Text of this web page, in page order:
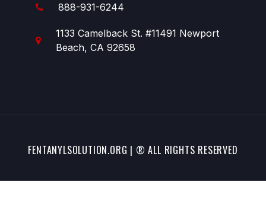
888-931-6244
1133 Camelback St. #11491 Newport
Beach, CA 92658
FENTANYLSOLUTION.ORG | ® ALL RIGHTS RESERVED